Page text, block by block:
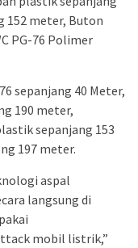
152 meter, Buton
PG-76 Polimer
sepanjang 40 Meter,
190 meter,
sepanjang 153
197 meter.
aspal
langsung di
mobil listrik,”